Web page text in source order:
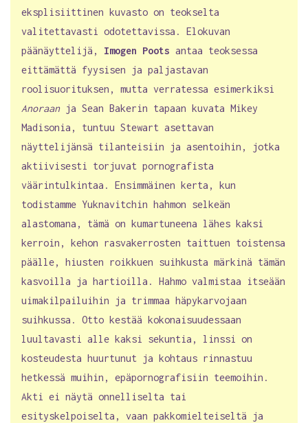
eksplisiittinen kuvasto on teokselta
valitettavasti odotettavissa. Elokuvan
päänäyttelijä, Imogen Poots antaa teoksessa
eittämättä fyysisen ja paljastavan
roolisuorituksen, mutta verratessa esimerkiksi
Anoraanja Sean Bakerin tapaan kuvata Mikey
Madisonia, tuntuu Stewart asettavan
näyttelijänsä tilanteisiin ja asentoihin, jotka
aktiivisesti torjuvat pornografista
väärintulkintaa. Ensimmäinen kerta, kun
todistamme Yuknavitchin hahmon selkeän
alastomana, tämä on kumartuneena lähes kaksi
kerroin, kehon rasvakerrosten taittuen toistensa
päälle, hiusten roikkuen suihkusta märkinä tämän
kasvoilla ja hartioilla. Hahmo valmistaa itseään
uimakilpailuihin ja trimmaa häpykarvojaan
suihkussa. Otto kestää kokonaisuudessaan
luultavasti alle kaksi sekuntia, linssi on
kosteudesta huurtunut ja kohtaus rinnastuu
hetkessä muihin, epäpornografisiin teemoihin.
Akti ei näytä onnelliselta tai
esityskelpoiselta, vaan pakkomielteiseltä ja